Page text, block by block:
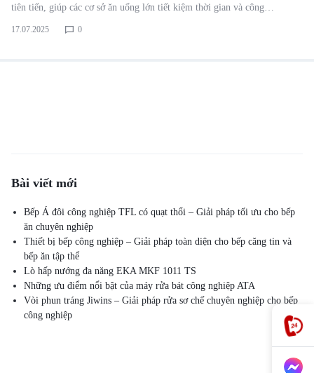
tiên tiến, giúp các cơ sở ăn uống lớn tiết kiệm thời gian và công…
17.07.2025 0
Bài viết mới
Bếp Á đôi công nghiệp TFL có quạt thổi – Giải pháp tối ưu cho bếp
ăn chuyên nghiệp
Thiết bị bếp công nghiệp – Giải pháp toàn diện cho bếp căng tin và
bếp ăn tập thể
Lò hấp nướng đa năng EKA MKF 1011 TS
Những ưu điểm nổi bật của máy rửa bát công nghiệp ATA
Vòi phun tráng Jiwins – Giải pháp rửa sơ chế chuyên nghiệp cho bếp
công nghiệp